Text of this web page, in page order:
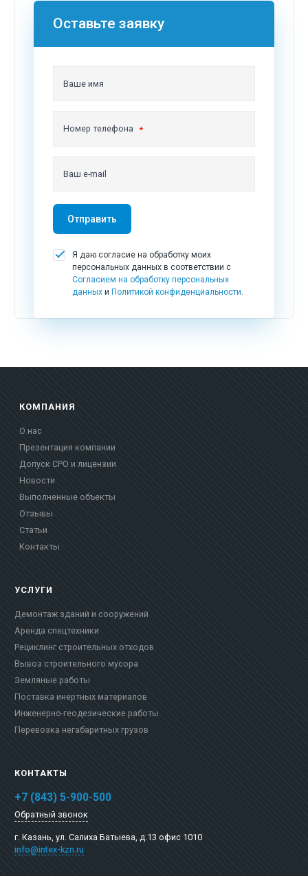
Оставьте заявку
Ваше имя
Номер телефона
Ваш e-mail
Отправить
Я даю согласие на обработку моих
персональных данных в соответствии с
Согласием на обработку персональных
данных и Политикой конфиденциальности
КОМПАНИЯ
О нас
Презентация компании
Допуск СРО и лицензии
Новости
Выполненные объекты
Отзывы
Статьи
Контакты
УСЛУГИ
Демонтаж зданий и сооружений
Аренда спецтехники
Рециклинг строительных отходов
Вывоз строительного мусора
Земляные работы
Поставка инертных материалов
Инженерно-геодезические работы
Перевозка негабаритных грузов
КОНТАКТЫ
+7 (843) 5-900-500
Обратный звонок
г. Казань, ул. Салиха Батыева, д.13 офис 1010
info@intex-kzn.ru